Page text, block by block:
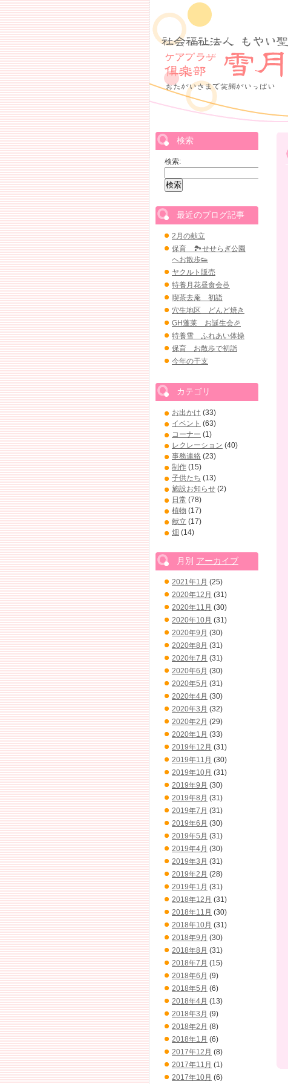
検索
検索:
最近のブログ記事
2月の献立
保育 🏞せせらぎ公園
へお散歩👟
ヤクルト販売
特養月花昼食会🍜
喫茶去庵 初詣
穴生地区 どんど焼き
GH蓬莱 お誕生会🎉
特養雪 ふれあい体操
保育 お散歩で初詣
今年の干支
カテゴリ
お出かけ (33)
イベント (63)
コーナー (1)
レクレーション (40)
事務連絡 (23)
制作 (15)
子供たち (13)
施設お知らせ (2)
日常 (78)
植物 (17)
献立 (17)
畑 (14)
月別 アーカイブ
2021年1月 (25)
2020年12月 (31)
2020年11月 (30)
2020年10月 (31)
2020年9月 (30)
2020年8月 (31)
2020年7月 (31)
2020年6月 (30)
2020年5月 (31)
2020年4月 (30)
2020年3月 (32)
2020年2月 (29)
2020年1月 (33)
2019年12月 (31)
2019年11月 (30)
2019年10月 (31)
2019年9月 (30)
2019年8月 (31)
2019年7月 (31)
2019年6月 (30)
2019年5月 (31)
2019年4月 (30)
2019年3月 (31)
2019年2月 (28)
2019年1月 (31)
2018年12月 (31)
2018年11月 (30)
2018年10月 (31)
2018年9月 (30)
2018年8月 (31)
2018年7月 (15)
2018年6月 (9)
2018年5月 (6)
2018年4月 (13)
2018年3月 (9)
2018年2月 (8)
2018年1月 (6)
2017年12月 (8)
2017年11月 (1)
2017年10月 (6)